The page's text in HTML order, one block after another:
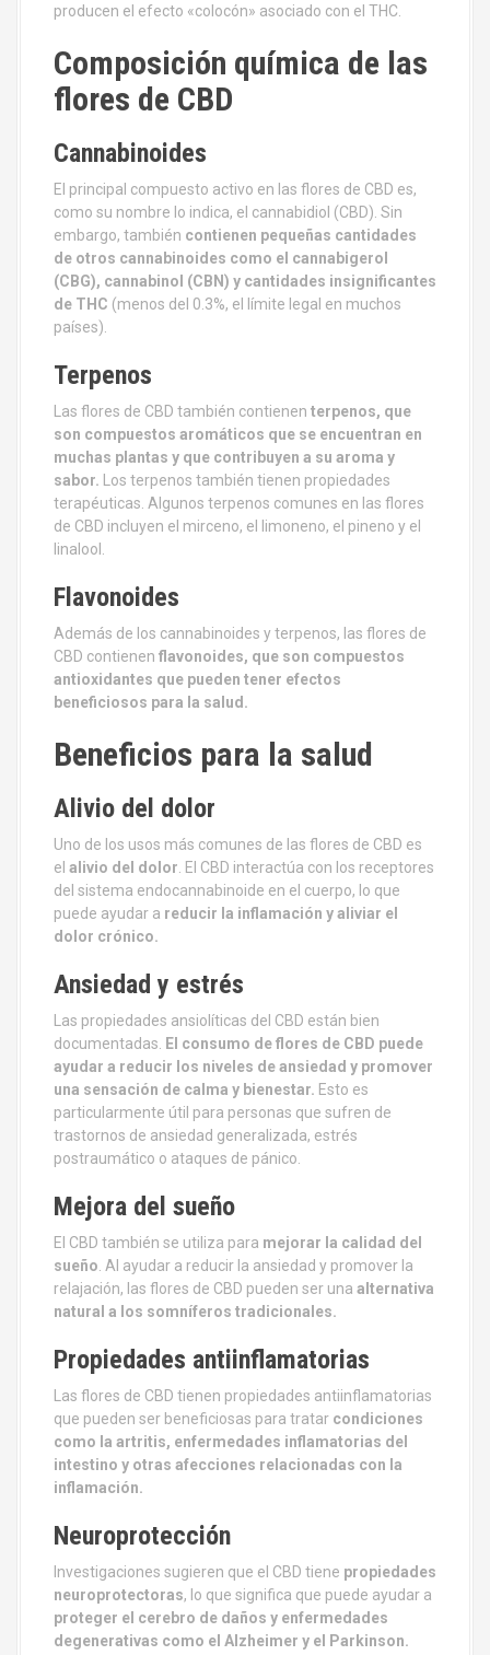
producen el efecto «colocón» asociado con el THC.
Composición química de las
flores de CBD
Cannabinoides
El principal compuesto activo en las flores de CBD es,
como su nombre lo indica, el cannabidiol (CBD). Sin
embargo, también contienen pequeñas cantidades
de otros cannabinoides como el cannabigerol
(CBG), cannabinol (CBN) y cantidades insignificantes
de THC (menos del 0.3%, el límite legal en muchos
países).
Terpenos
Las flores de CBD también contienen terpenos, que
son compuestos aromáticos que se encuentran en
muchas plantas y que contribuyen a su aroma y
sabor. Los terpenos también tienen propiedades
terapéuticas. Algunos terpenos comunes en las flores
de CBD incluyen el mirceno, el limoneno, el pineno y el
linalool.
Flavonoides
Además de los cannabinoides y terpenos, las flores de
CBD contienen flavonoides, que son compuestos
antioxidantes que pueden tener efectos
beneficiosos para la salud.
Beneficios para la salud
Alivio del dolor
Uno de los usos más comunes de las flores de CBD es
el alivio del dolor . El CBD interactúa con los receptores
del sistema endocannabinoide en el cuerpo, lo que
puede ayudar a reducir la inflamación y aliviar el
dolor crónico.
Ansiedad y estrés
Las propiedades ansiolíticas del CBD están bien
documentadas.
El consumo de flores de CBD puede
ayudar a reducir los niveles de ansiedad y promover
una sensación de calma y bienestar. Esto es
particularmente útil para personas que sufren de
trastornos de ansiedad generalizada, estrés
postraumático o ataques de pánico.
Mejora del sueño
El CBD también se utiliza para mejorar la calidad del
sueño . Al ayudar a reducir la ansiedad y promover la
relajación, las flores de CBD pueden ser una alternativa
natural a los somníferos tradicionales.
Propiedades antiinflamatorias
Las flores de CBD tienen propiedades antiinflamatorias
que pueden ser beneficiosas para tratar condiciones
como la artritis, enfermedades inflamatorias del
intestino y otras afecciones relacionadas con la
inflamación.
Neuroprotección
Investigaciones sugieren que el CBD tiene propiedades
neuroprotectoras, lo que significa que puede ayudar a
proteger el cerebro de daños y enfermedades
degenerativas como el Alzheimer y el Parkinson.